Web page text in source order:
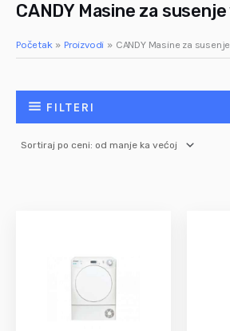
CANDY Masine za
Početak Proizvodi CANDY Masine za
FILTERI